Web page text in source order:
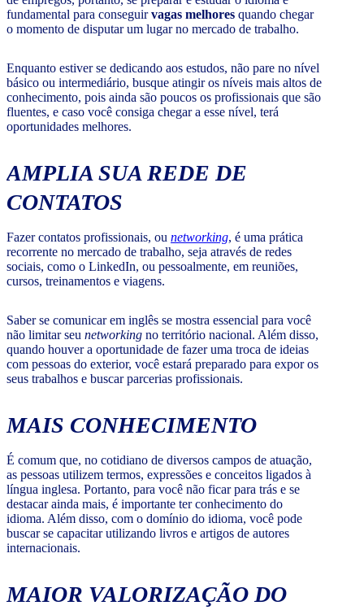
fundamental para conseguirvagas melhores quando chegar
o momento de disputar um lugar no mercado de trabalho.
Enquanto estiver se dedicando aos estudos, não pare no nível
básico ou intermediário, busque atingir os níveis mais altos de
conhecimento, pois ainda são poucos os profissionais que são
fluentes, e caso você consiga chegar a esse nível, terá
oportunidades melhores.
AMPLIA SUA REDE DE
CONTATOS
Fazer contatos profissionais, ou networking, é uma prática
recorrente no mercado de trabalho, seja através de redes
sociais, como o LinkedIn, ou pessoalmente, em reuniões,
cursos, treinamentos e viagens.
Saber se comunicar em inglês se mostra essencial para você
não limitar seu networking no território nacional. Além disso,
quando houver a oportunidade de fazer uma troca de ideias
com pessoas do exterior, você estará preparado para expor os
seus trabalhos e buscar parcerias profissionais.
MAIS CONHECIMENTO
É comum que, no cotidiano de diversos campos de atuação,
as pessoas utilizem termos, expressões e conceitos ligados à
língua inglesa. Portanto, para você não ficar para trás e se
destacar ainda mais, é importante ter conhecimento do
idioma. Além disso, com o domínio do idioma, você pode
buscar se capacitar utilizando livros e artigos de autores
internacionais.
MAIOR VALORIZAÇÃO DO